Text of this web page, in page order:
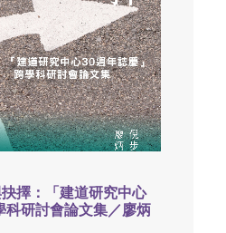
抉擇：「建道研究中心
研討會論文集／廖炳